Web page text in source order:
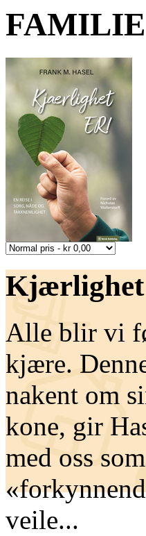
FAMILIE
Alle blir vi
kjære.
nakent om
kone, gir
med oss
veile...